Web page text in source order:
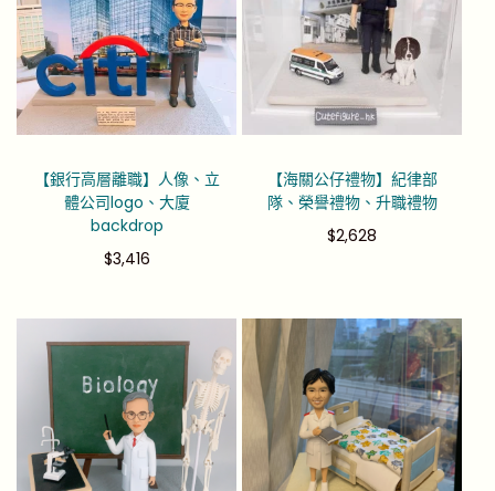
【銀行高層離職】人像、立
體公司logo、大廈
backdrop
$3,416
【海關公仔禮物】紀律部
隊、榮譽禮物、升職禮物
$2,628